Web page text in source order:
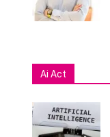
Ai Act